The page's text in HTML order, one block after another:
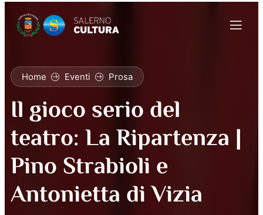
Home Eventi Prosa
Il gioco serio del
teatro: La Ripartenza |
Pino Strabioli e
Antonietta di Vizia